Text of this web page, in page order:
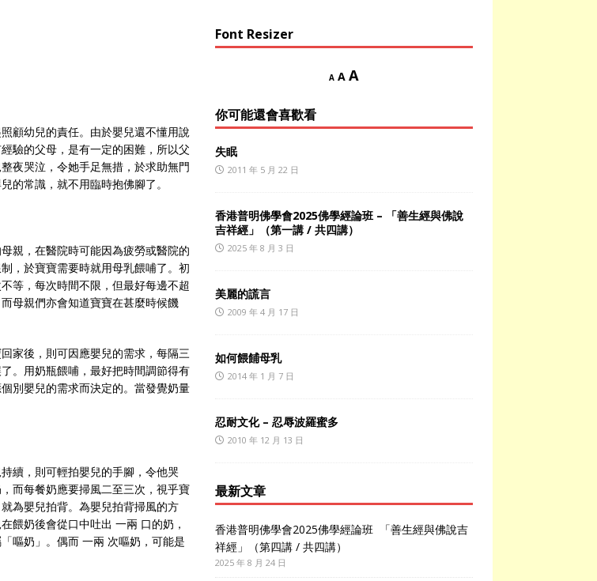
顧幼兒的責任。由於嬰兒還不懂用說
驗的父母，是有一定的困難，所以父
夜哭泣，令她手足無措，於求助無門
的常識，就不用臨時抱佛腳了。
親，在醫院時可能因為疲勞或醫院的
，於寶寶需要時就用母乳餵哺了。初
等，每次時間不限，但最好每邊不超
母親們亦會知道寶寶在甚麼時候饑
家後，則可因應嬰兒的需求，每隔三
。用奶瓶餵哺，最好把時間調節得有
別嬰兒的需求而決定的。當發覺奶量
續，則可輕拍嬰兒的手腳，令他哭
而每餐奶應要掃風二至三次，視乎寶
為嬰兒拍背。為嬰兒拍背掃風的方
餵奶後會從口中吐出 一兩 口的奶，
嘔奶」。偶而 一兩 次嘔奶，可能是
Font Resizer
A A A
你可能還會喜歡看
失眠
2011 年 5 月 22 日
香港普明佛學會2025佛學經論班 – 「善生經與佛說
吉祥經」（第一講 / 共四講）
2025 年 8 月 3 日
美麗的謊言
2009 年 4 月 17 日
如何餵餔母乳
2014 年 1 月 7 日
忍耐文化 – 忍辱波羅蜜多
2010 年 12 月 13 日
最新文章
香港普明佛學會2025佛學經論班 「善生經與佛說吉
祥經」（第四講 / 共四講）
2025 年 8 月 24 日